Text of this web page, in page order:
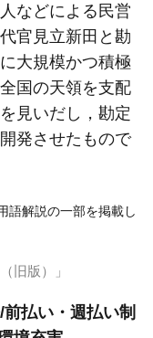
などによる民営
官見立新田と勘
大規模かつ積極
国の天領を支配
見いだし，勘定
発させたもので
語解説の一部を掲載し
旧版）」
払い・週払い制